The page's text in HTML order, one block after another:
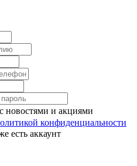
новостями и акциями
конфиденциальности
есть аккаунт